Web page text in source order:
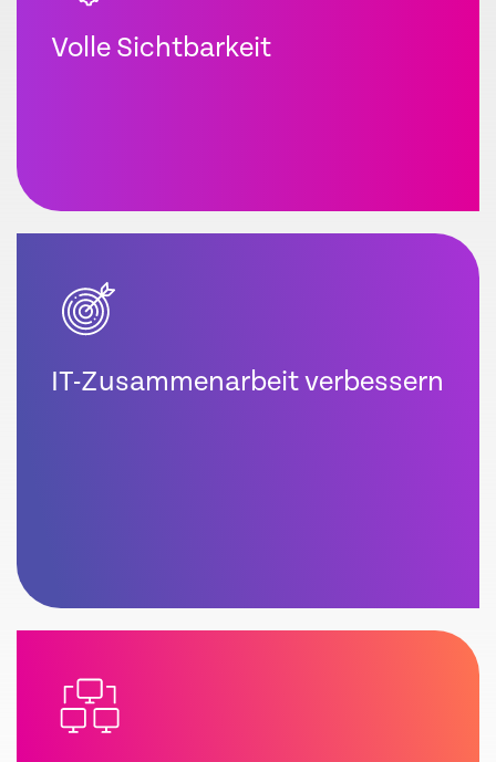
Volle Sichtbarkeit
IT-Zusammenarbeit verbessern